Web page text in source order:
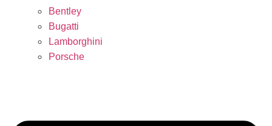
Bentley
Bugatti
Lamborghini
Porsche